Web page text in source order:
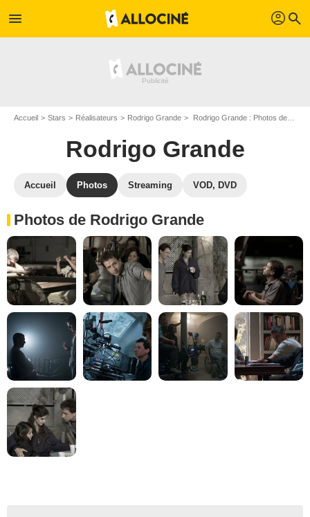
menu profil search
Accueil Stars Réalisateurs Rodrigo Grande Rodrigo Grande : Photos de ses films et séries
Rodrigo Grande
Accueil Photos Streaming VOD, DVD
Photos de Rodrigo Grande